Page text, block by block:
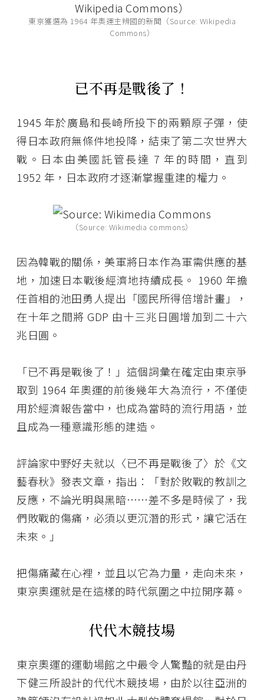
東京獲選為 1964 年奧運主辨國的新聞（Source: Wikipedia
Commons）
已不再是戰後了！
1945 年於廣島和長崎所投下的兩顆原子彈，使
得日本政府無條件地投降，結束了第二次世界大
戰。日本由美國託管長達 7 年的時間，直到
1952 年，日本政府才逐漸掌握重建的權力。
（Source: Wikimedia commons）
因為韓戰的關係，美軍將日本作為軍需供應的基
地，加速日本戰後經濟地持續成長。 1960 年擔
任首相的池田勇人提出「國民所得倍增計畫」，
在十年之間將 GDP 由十三兆日圓增加到二十六
兆日圓。
「已不再是戰後了！」這個詞彙在確定由東京爭
取到 1964 年奧運的前後幾年大為流行，不僅使
用於經濟報告當中，也成為當時的流行用語，並
且成為一種意識形態的建造。
評論家中野好夫就以〈已不再是戰後了〉於《文
藝春秋》發表文章，指出：「對於敗戰的教訓之
反應，不論光明與黑暗……差不多是時候了，我
們敗戰的傷痛，必須以更沉潛的形式，讓它活在
未來。」
把傷痛藏在心裡，並且以它為力量，走向未來，
東京奧運就是在這樣的時代氛圍之中拉開序幕。
代代木競技場
東京奧運的運動場館之中最令人驚豔的就是由丹
下健三所設計的代代木競技場，由於以往亞洲的